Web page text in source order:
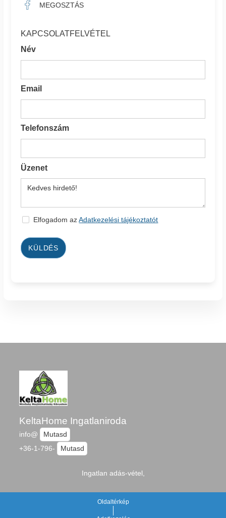
MEGOSZTÁS
KAPCSOLATFELVÉTEL
Név
Email
Telefonszám
Üzenet
Elfogadom azAdatkezelési tájékoztatót
KÜLDÉS
KeltaHome Ingatlaniroda
info@
Mutasd
+36-1-796-
Mutasd
Ingatlan adás-vétel,
Oldaltérkép